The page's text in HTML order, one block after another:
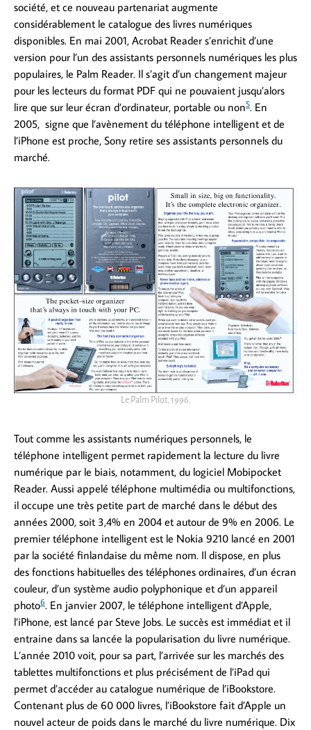
société, et ce nouveau partenariat augmente
considérablement le catalogue des livres numériques
disponibles. En mai 2001, Acrobat Reader s’enrichit d’une
version pour l’un des assistants personnels numériques les plus
populaires, le Palm Reader. Il s’agit d’un changement majeur
pour les lecteurs du format PDF qui ne pouvaient jusqu’alors
lire que sur leur écran d’ordinateur, portable ou non5. En
2005, signe que l’avènement du téléphone intelligent et de
l’iPhone est proche, Sony retire ses assistants personnels du
marché.
Le Palm Pilot, 1996.
Tout comme les assistants numériques personnels, le
téléphone intelligent permet rapidement la lecture du livre
numérique par le biais, notamment, du logiciel Mobipocket
Reader. Aussi appelé téléphone multimédia ou multifonctions,
il occupe une très petite part de marché dans le début des
années 2000, soit 3,4% en 2004 et autour de 9% en 2006. Le
premier téléphone intelligent est le Nokia 9210 lancé en 2001
par la société finlandaise du même nom. Il dispose, en plus
des fonctions habituelles des téléphones ordinaires, d’un écran
couleur, d’un système audio polyphonique et d’un appareil
photo6. En janvier 2007, le téléphone intelligent d’Apple,
l’iPhone, est lancé par Steve Jobs. Le succès est immédiat et il
entraine dans sa lancée la popularisation du livre numérique.
L’année 2010 voit, pour sa part, l’arrivée sur les marchés des
tablettes multifonctions et plus précisément de l’iPad qui
permet d’accéder au catalogue numérique de l’iBookstore.
Contenant plus de 60 000 livres, l’iBookstore fait d’Apple un
nouvel acteur de poids dans le marché du livre numérique. Dix